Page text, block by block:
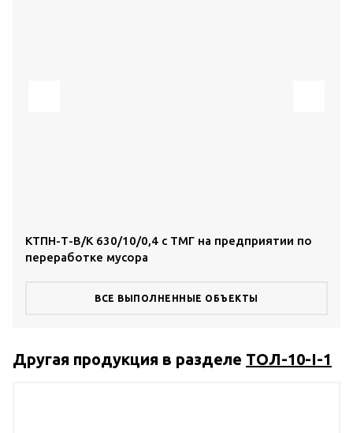
КТПН-Т-В/К 630/10/0,4 с ТМГ на предприятии по
переработке мусора
ВСЕ ВЫПОЛНЕННЫЕ ОБЪЕКТЫ
Другая продукция в разделе ТОЛ-10-I-1